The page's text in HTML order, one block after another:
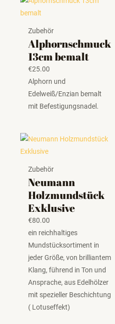
Zubehör
Alphornschmuck
13cm bemalt
€25.00
Alphorn und
Edelweiß/Enzian bemalt
mit Befestigungsnadel.
Zubehör
Neumann
Holzmundstück
Exklusive
€80.00
ein reichhaltiges
Mundstücksortiment in
jeder Größe, von brilliantem
Klang, führend in Ton und
Ansprache, aus Edelhölzer
mit spezieller Beschichtung
( Lotuseffekt)